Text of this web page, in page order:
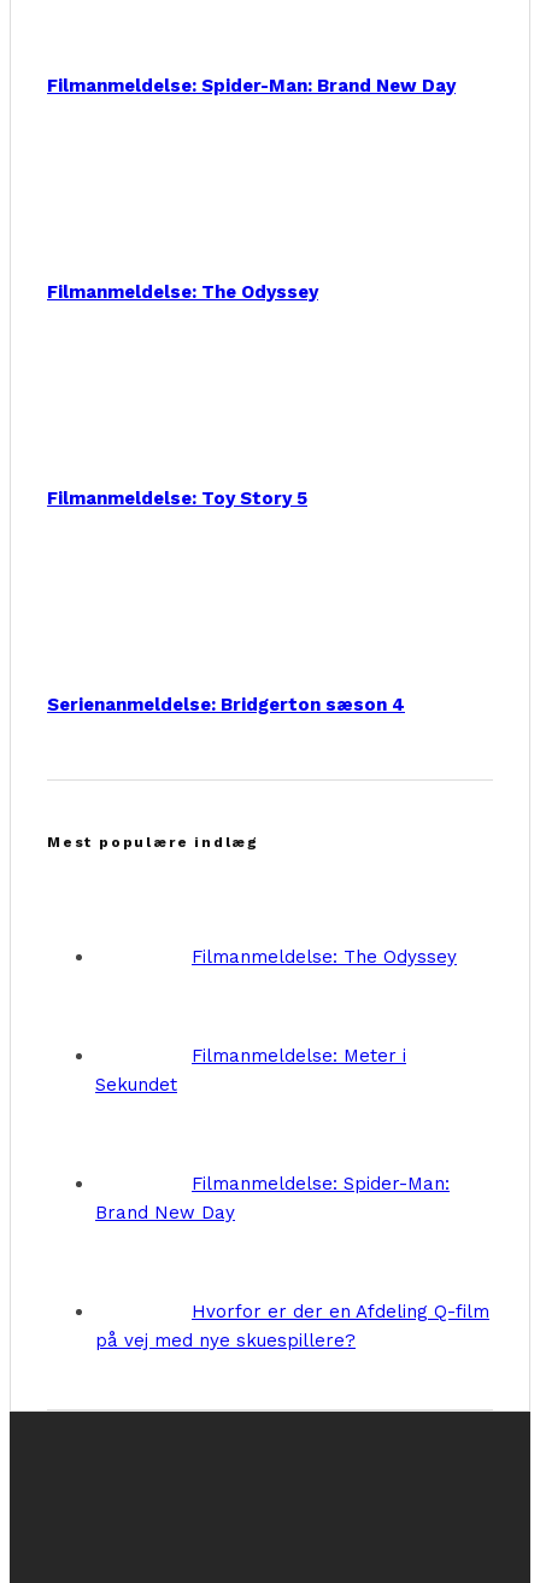
Filmanmeldelse: Spider-Man: Brand New Day
Filmanmeldelse: The Odyssey
Filmanmeldelse: Toy Story 5
Serienanmeldelse: Bridgerton sæson 4
Mest populære indlæg
Filmanmeldelse: The Odyssey
Filmanmeldelse: Meter i
Sekundet
Filmanmeldelse: Spider-Man:
Brand New Day
Hvorfor er der en Afdeling Q-film
på vej med nye skuespillere?